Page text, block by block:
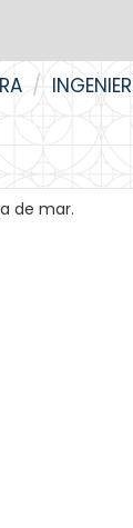
de mar.